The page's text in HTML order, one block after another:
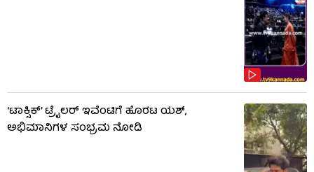
‘ಟಾಕ್ಸಿಕ್’ ಟ್ರೈಲರ್ ಇವೆಂಟಿಗೆ ಹೊರಟ ಯಶ್,
ಅಭಿಮಾನಿಗಳ ಸಂಭ್ರಮ ನೋಡಿ